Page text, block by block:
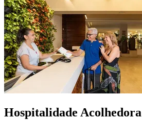
Hospitalidade Acolhedora